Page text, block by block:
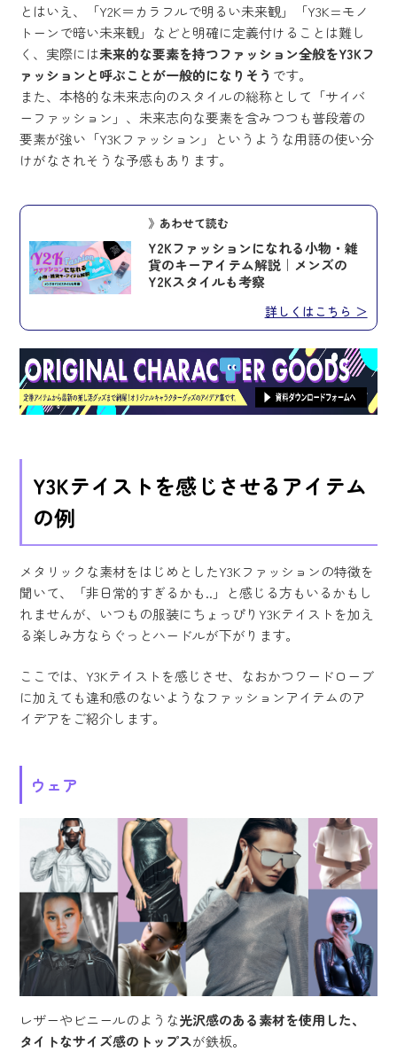
とはいえ、「Y2K＝カラフルで明るい未来観」「Y3K=モノ
トーンで暗い未来観」などと明確に定義付けることは難し
く、実際には未来的な要素を持つファッション全般をY3Kフ
ァッションと呼ぶことが一般的になりそう です。
また、本格的な未来志向のスタイルの総称として「サイバ
ーファッション」、未来志向な要素を含みつつも普段着の
要素が強い「Y3Kファッション」というような用語の使い分
けがなされそうな予感もあります。
》あわせて読む
Y2Kファッションになれる小物・雑
貨のキーアイテム解説｜メンズの
Y2Kスタイルも考察
詳しくはこちら ＞
Y3Kテイストを感じさせるアイテム
の例
メタリックな素材をはじめとしたY3Kファッションの特徴を
聞いて、「非日常的すぎるかも..」と感じる方もいるかもし
れませんが、いつもの服装にちょっぴりY3Kテイストを加え
る楽しみ方ならぐっとハードルが下がります。
ここでは、Y3Kテイストを感じさせ、なおかつワードローブ
に加えても違和感のないようなファッションアイテムのア
イデアをご紹介します。
ウェア
レザーやビニールのような光沢感のある素材を使用した、
タイトなサイズ感のトップスが鉄板。